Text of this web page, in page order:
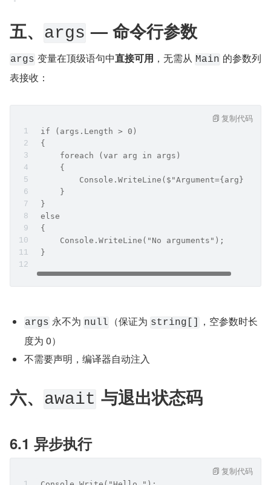
五、 args — 命令行参数
args ​ 变量在顶级语句中直接可用 ，无需从 Main 的参数列
表接收：
if (args.Length > 0)
{
     foreach (var arg in args)
     {
         Console.WriteLine($"Argument={arg}");
     }
}
else
{
     Console.WriteLine("No arguments");
}
复制代码
args ​ 永不为 null ​（保证为 string[]
，空参数时长
度为 0）
不需要声明，编译器自动注入
六、 await 与退出状态码
6.1 异步执行
复制代码